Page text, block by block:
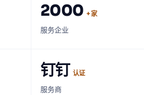
2000 + 家
服务企业
钉钉 认证
服务商